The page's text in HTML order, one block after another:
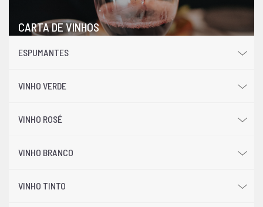
CARTA DE VINHOS
ESPUMANTES
VINHO VERDE
VINHO ROSÉ
VINHO BRANCO
VINHO TINTO